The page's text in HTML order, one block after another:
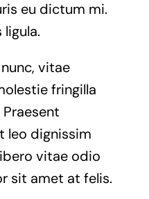
eu dictum mi.
vitae
fringilla
leo dignissim
vitae odio
sit amet at felis.